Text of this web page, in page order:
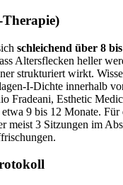
schleichend über 8
Altersflecken heller
strukturiert wirkt.
I-Dichte innerhalb
Fradeani, Esthetic
9 bis 12 Monate. Für
meist 3 Sitzungen im